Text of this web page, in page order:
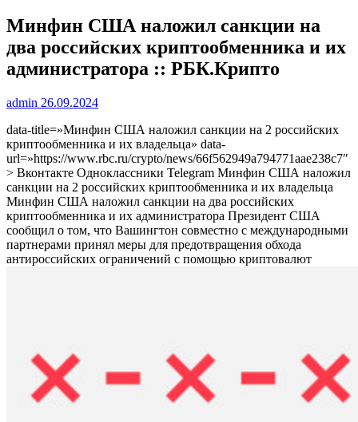
Минфин США наложил санкции на
два российских криптообменника и их
администратора :: РБК.Крипто
admin 26.09.2024
data-title=»Минфин США наложил санкции на 2 российских
криптообменника и их владельца» data-
url=»https://www.rbc.ru/crypto/news/66f562949a794771aae238c7″
> Вконтакте Одноклассники Telegram Минфин США наложил
санкции на 2 российских криптообменника и их владельца
Минфин США наложил санкции на два российских
криптообменника и их администратора Президент США
сообщил о том, что Вашингтон совместно с международными
партнерами принял меры для предотвращения обхода
антироссийских ограничений с помощью криптовалют